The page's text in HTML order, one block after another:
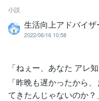
小説
生活向上アドバ
2022/06/16 10:58
「ねぇー、あなた アレ
「昨晩も遅かったから
てきたんじゃないのか？